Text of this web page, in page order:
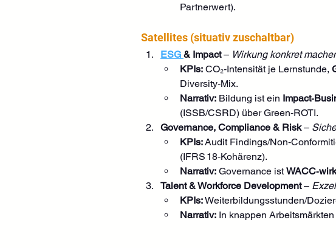
Partnerwert).
Satellites (situativ zuschaltbar)
ESG & Impact – Wirkung konkret
KPIs: CO₂‑Intensität je Lernstunde,
Diversity‑Mix.
Narrativ: Bildung ist ein
(ISSB/CSRD) über Green‑ROTI.
Governance, Compliance & Risk –
KPIs: Audit Findings/
(IFRS 18‑Kohärenz).
Narrativ: Governance ist
Talent & Workforce Development –
KPIs: Weiterbildungsstunden/
Narrativ: In knappen